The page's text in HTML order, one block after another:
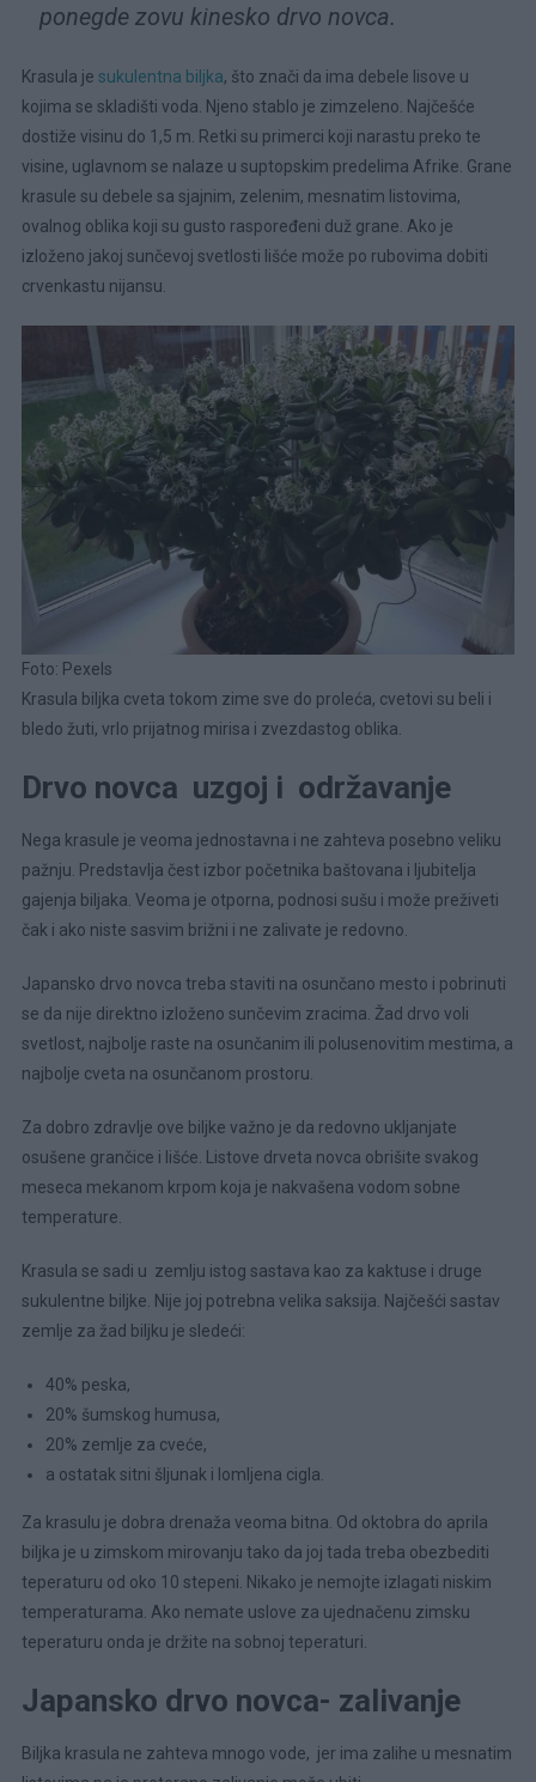
ponegde zovu kinesko drvo novca.
Krasula je sukulentna biljka, što znači da ima debele lisove u
kojima se skladišti voda. Njeno stablo je zimzeleno. Najčešće
dostiže visinu do 1,5 m. Retki su primerci koji narastu preko te
visine, uglavnom se nalaze u suptopskim predelima Afrike. Grane
krasule su debele sa sjajnim, zelenim, mesnatim listovima,
ovalnog oblika koji su gusto raspoređeni duž grane. Ako je
izloženo jakoj sunčevoj svetlosti lišće može po rubovima dobiti
crvenkastu nijansu.
Foto: Pexels
Krasula biljka cveta tokom zime sve do proleća, cvetovi su beli i
bledo žuti, vrlo prijatnog mirisa i zvezdastog oblika.
Drvo novca uzgoj i održavanje
Nega krasule je veoma jednostavna i ne zahteva posebno veliku
pažnju. Predstavlja čest izbor početnika baštovana i ljubitelja
gajenja biljaka. Veoma je otporna, podnosi sušu i može preživeti
čak i ako niste sasvim brižni i ne zalivate je redovno.
Japansko drvo novca treba staviti na osunčano mesto i pobrinuti
se da nije direktno izloženo sunčevim zracima. Žad drvo voli
svetlost, najbolje raste na osunčanim ili polusenovitim mestima, a
najbolje cveta na osunčanom prostoru.
Za dobro zdravlje ove biljke važno je da redovno ukljanjate
osušene grančice i lišće. Listove drveta novca obrišite svakog
meseca mekanom krpom koja je nakvašena vodom sobne
temperature.
Krasula se sadi u zemlju istog sastava kao za kaktuse i druge
sukulentne biljke. Nije joj potrebna velika saksija. Najčešći sastav
zemlje za žad biljku je sledeći:
40% peska,
20% šumskog humusa,
20% zemlje za cveće,
a ostatak sitni šljunak i lomljena cigla.
Za krasulu je dobra drenaža veoma bitna. Od oktobra do aprila
biljka je u zimskom mirovanju tako da joj tada treba obezbediti
teperaturu od oko 10 stepeni. Nikako je nemojte izlagati niskim
temperaturama. Ako nemate uslove za ujednačenu zimsku
teperaturu onda je držite na sobnoj teperaturi.
Japansko drvo novca- zalivanje
Biljka krasula ne zahteva mnogo vode, jer ima zalihe u mesnatim